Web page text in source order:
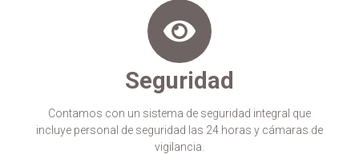
Seguridad
Contamos con un sistema de seguridad integral que
incluye personal de seguridad las 24 horas y cámaras de
vigilancia.